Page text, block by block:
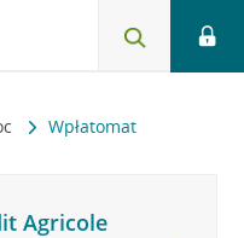
Wpłatomat
Agricole